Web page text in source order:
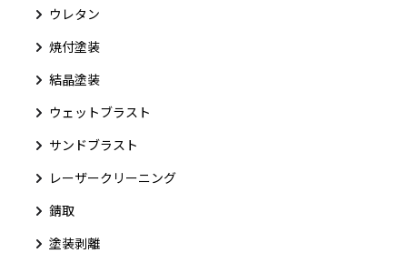
ウレタン
焼付塗装
結晶塗装
ウェットブラスト
サンドブラスト
レーザークリーニング
錆取
塗装剥離